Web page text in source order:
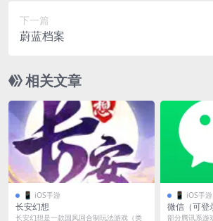
下一篇
蔚蓝档案
相关文章
📱 iOS手游
长安幻想
长安幻想是一款国风回合制玩法游戏（类
📱 iOS手游
微信（可登
部分腾讯系游